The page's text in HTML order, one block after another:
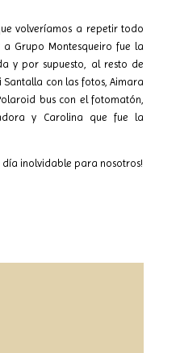
volveríamos a repetir todo
Grupo Montesqueiro fue la
y por supuesto, al resto de
con las fotos, Aimara
bus con el fotomatón,
y Carolina que fue la
día inolvidable para nosotros!